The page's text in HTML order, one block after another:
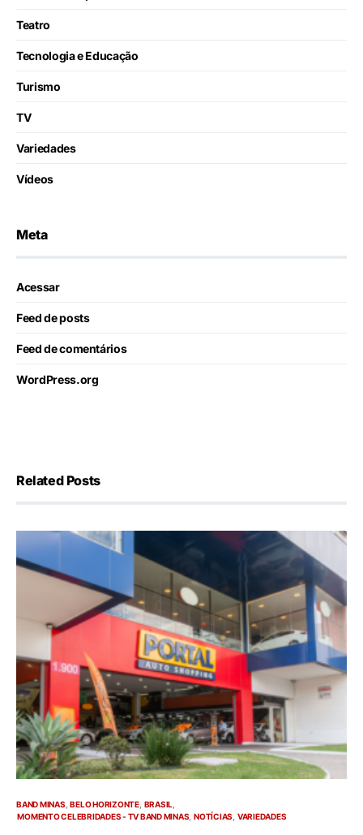
Teatro
Tecnologia e Educação
Turismo
TV
Variedades
Vídeos
Meta
Acessar
Feed de posts
Feed de comentários
WordPress.org
Related Posts
BAND MINAS BELO HORIZONTE BRASIL
MOMENTO CELEBRIDADES - TV BAND MINAS NOTÍCIAS VARIEDADES